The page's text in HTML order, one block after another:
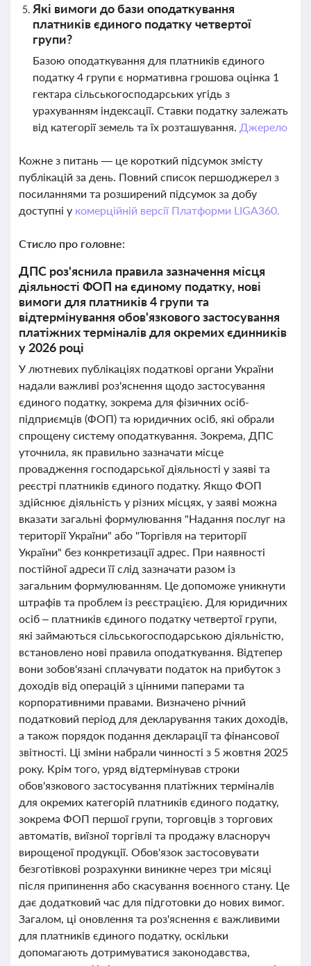
Які вимоги до бази оподаткування
платників єдиного податку четвертої
групи?
Базою оподаткування для платників єдиного
податку 4 групи є нормативна грошова оцінка 1
гектара сільськогосподарських угідь з
урахуванням індексації. Ставки податку залежать
від категорії земель та їх розташування. Джерело
Кожне з питань — це короткий підсумок змісту
публікацій за день. Повний список першоджерел з
посиланнями та розширений підсумок за добу
доступні у комерційній версії Платформи LIGA360.
Стисло про головне:
ДПС роз'яснила правила зазначення місця
діяльності ФОП на єдиному податку, нові
вимоги для платників 4 групи та
відтермінування обов'язкового застосування
платіжних терміналів для окремих єдинників
у 2026 році
У лютневих публікаціях податкові органи України
надали важливі роз'яснення щодо застосування
єдиного податку, зокрема для фізичних осіб-
підприємців (ФОП) та юридичних осіб, які обрали
спрощену систему оподаткування. Зокрема, ДПС
уточнила, як правильно зазначати місце
провадження господарської діяльності у заяві та
реєстрі платників єдиного податку. Якщо ФОП
здійснює діяльність у різних місцях, у заяві можна
вказати загальні формулювання "Надання послуг на
території України" або "Торгівля на території
України" без конкретизації адрес. При наявності
постійної адреси її слід зазначати разом із
загальним формулюванням. Це допоможе уникнути
штрафів та проблем із реєстрацією. Для юридичних
осіб – платників єдиного податку четвертої групи,
які займаються сільськогосподарською діяльністю,
встановлено нові правила оподаткування. Відтепер
вони зобов'язані сплачувати податок на прибуток з
доходів від операцій з цінними паперами та
корпоративними правами. Визначено річний
податковий період для декларування таких доходів,
а також порядок подання декларації та фінансової
звітності. Ці зміни набрали чинності з 5 жовтня 2025
року. Крім того, уряд відтермінував строки
обов'язкового застосування платіжних терміналів
для окремих категорій платників єдиного податку,
зокрема ФОП першої групи, торговців з торгових
автоматів, виїзної торгівлі та продажу власноруч
вирощеної продукції. Обов'язок застосовувати
безготівкові розрахунки виникне через три місяці
після припинення або скасування воєнного стану. Це
дає додатковий час для підготовки до нових вимог.
Загалом, ці оновлення та роз'яснення є важливими
для платників єдиного податку, оскільки
допомагають дотримуватися законодавства,